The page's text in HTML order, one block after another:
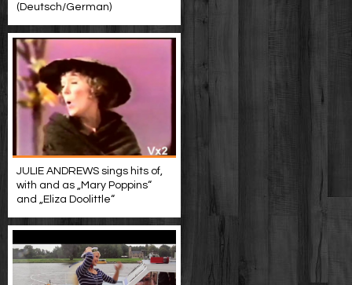
(Deutsch/German)
JULIE ANDREWS sings hits of,
with and as „Mary Poppins“
and „Eliza Doolittle“